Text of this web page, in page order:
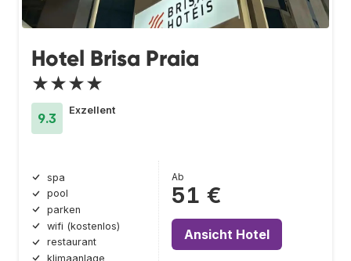
Hotel Brisa Praia
★★★★
9.3
Exzellent
spa
pool
parken
wifi (kostenlos)
restaurant
klimaanlage
Ab
51 €
Ansicht Hotel